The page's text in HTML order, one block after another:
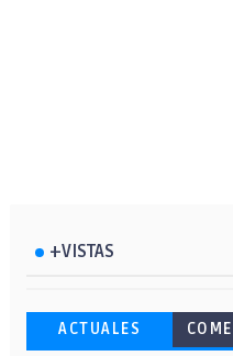
+VISTAS
Esto ha ocurrido
ha dejado a la IA
Ahorra y compra
más barato
Microsoft lanza
y limitados para
ACTUALES